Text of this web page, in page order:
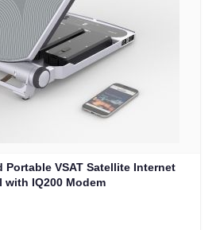
Portable VSAT Satellite Internet
with IQ200 Modem